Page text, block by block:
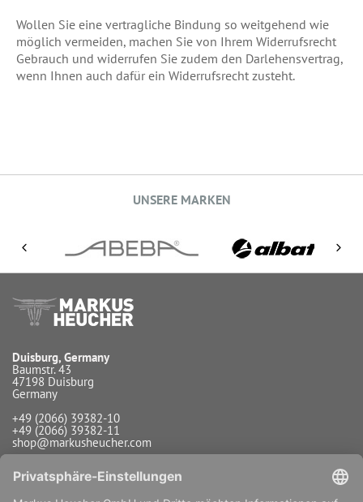
Wollen Sie eine vertragliche Bindung so weitgehend wie
möglich vermeiden, machen Sie von Ihrem Widerrufsrecht
Gebrauch und widerrufen Sie zudem den Darlehensvertrag,
wenn Ihnen auch dafür ein Widerrufsrecht zusteht.
UNSERE MARKEN
Duisburg, Germany
Baumstr. 43
47198 Duisburg
Germany
+49 (2066) 39382-10
+49 (2066) 39382-11
shop@markusheucher.com
Info / Service